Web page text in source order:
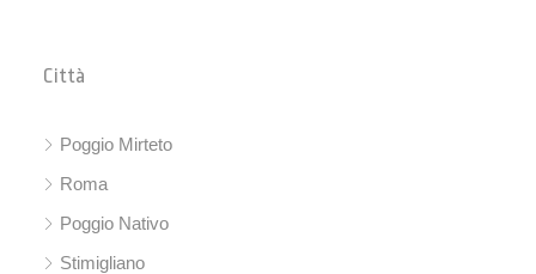
Città
Poggio Mirteto
Roma
Poggio Nativo
Stimigliano